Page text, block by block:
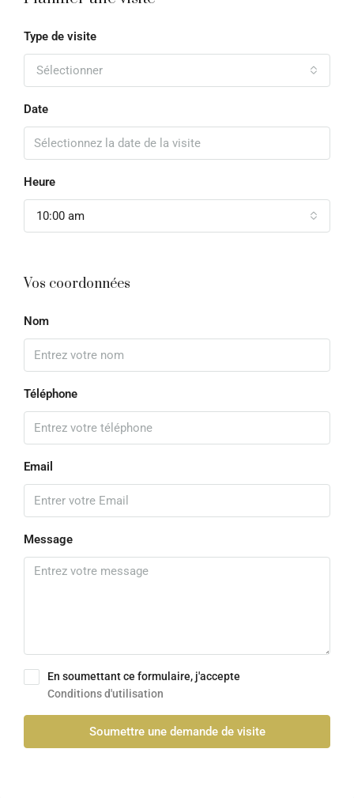
Type de visite
Sélectionner
Date
Heure
10:00 am
Vos coordonnées
Nom
Téléphone
Email
Message
En soumettant ce formulaire, j'accepte
Conditions d'utilisation
Soumettre une demande de visite